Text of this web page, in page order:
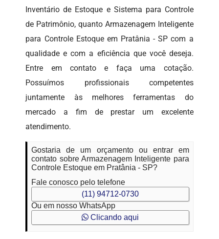
Inventário de Estoque e Sistema para Controle
de Patrimônio, quanto Armazenagem Inteligente
para Controle Estoque em Pratânia - SP com a
qualidade e com a eficiência que você deseja.
Entre em contato e faça uma cotação.
Possuímos profissionais competentes
juntamente às melhores ferramentas do
mercado a fim de prestar um excelente
atendimento.
Gostaria de um orçamento ou entrar em
contato sobre Armazenagem Inteligente para
Controle Estoque em Pratânia - SP?
Fale conosco pelo telefone
(11) 94712-0730
Ou em nosso WhatsApp
Clicando aqui